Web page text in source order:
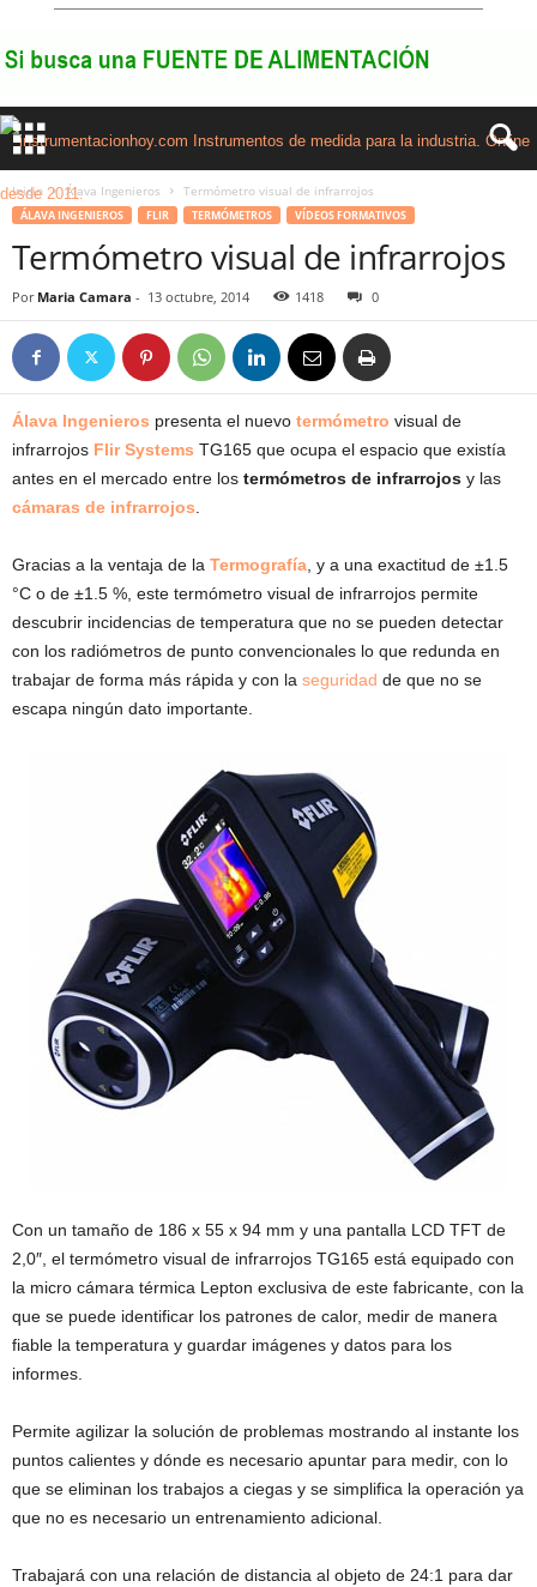
Inicio Álava Ingenieros Termómetro visual de infrarrojos
ÁLAVA INGENIEROS FLIR TERMÓMETROS VÍDEOS FORMATIVOS
Termómetro visual de infrarrojos
Por Maria Camara - 13 octubre, 2014 1418 0
Álava Ingenieros presenta el nuevo termómetro visual de
infrarrojos Flir Systems TG165 que ocupa el espacio que existía
antes en el mercado entre los termómetros de infrarrojos y las
cámaras de infrarrojos
Gracias a la ventaja de la Termografía , y a una exactitud de ±1.5
°C o de ±1.5 %, este termómetro visual de infrarrojos permite
descubrir incidencias de temperatura que no se pueden detectar
con los radiómetros de punto convencionales lo que redunda en
trabajar de forma más rápida y con la seguridad de que no se
escapa ningún dato importante.
Con un tamaño de 186 x 55 x 94 mm y una pantalla LCD TFT de
2,0″, el termómetro visual de infrarrojos TG165 está equipado con
la micro cámara térmica Lepton exclusiva de este fabricante, con la
que se puede identificar los patrones de calor, medir de manera
fiable la temperatura y guardar imágenes y datos para los
informes.
Permite agilizar la solución de problemas mostrando al instante los
puntos calientes y dónde es necesario apuntar para medir, con lo
que se eliminan los trabajos a ciegas y se simplifica la operación ya
que no es necesario un entrenamiento adicional.
Trabajará con una relación de distancia al objeto de 24:1 para dar